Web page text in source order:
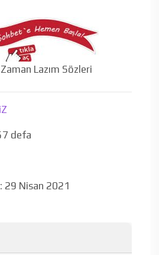
Lazım Sözleri
defa
29 Nisan 2021